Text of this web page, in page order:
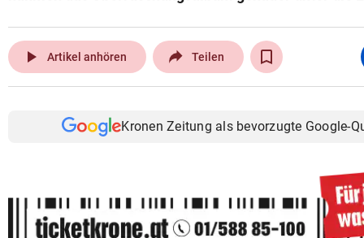
play_arrow Artikel anhören Teilen
Kronen Zeitung als bevorzugte Google-